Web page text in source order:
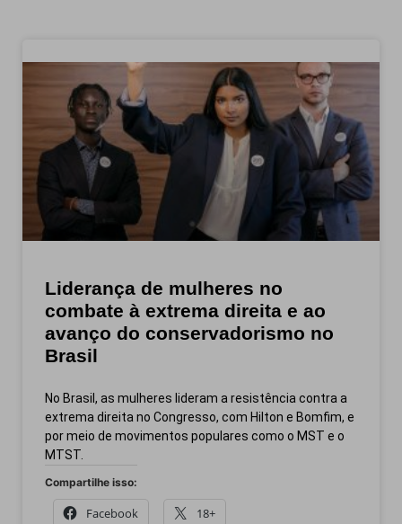
Liderança de mulheres no
combate à extrema direita e ao
avanço do conservadorismo no
Brasil
No Brasil, as mulheres lideram a resistência contra a
extrema direita no Congresso, com Hilton e Bomfim, e
por meio de movimentos populares como o MST e o
MTST.
Compartilhe isso:
Facebook 18+